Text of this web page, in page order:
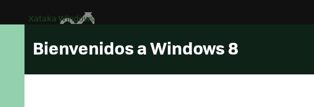
Xataka Windows
Bienvenidos a Windows 8